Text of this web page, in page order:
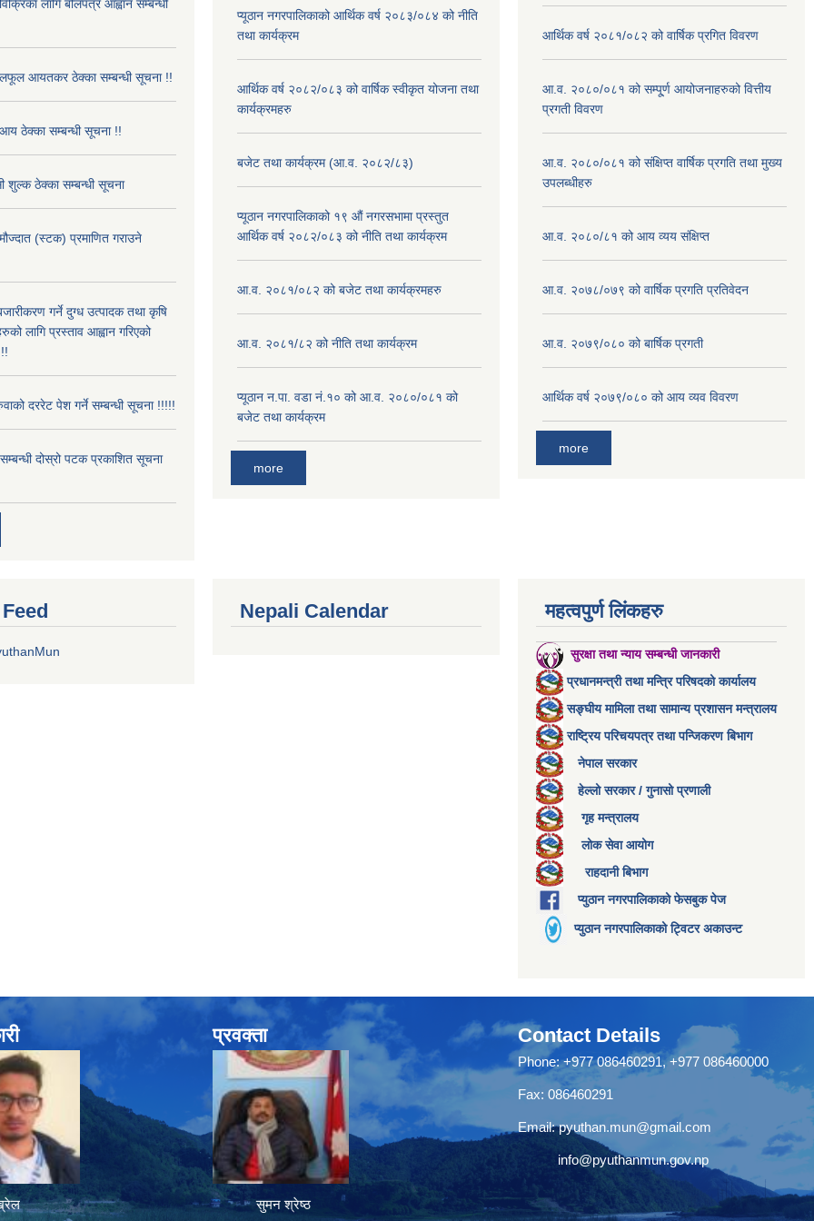
लागि बोलपत्र आह्वान सम्बन्धी
आयतकर ठेक्का सम्बन्धी सूचना !!
आय ठेक्का सम्बन्धी सूचना !!
शुल्क ठेक्का सम्बन्धी सूचना
(स्टक) प्रमाणित गराउने
गर्ने दुग्ध उत्पादक तथा कृषि
लागि प्रस्ताव आह्वान गरिएको
दररेट पेश गर्ने सम्बन्धी सूचना !!!!!
दोस्रो पटक प्रकाशित सूचना
प्यूठान नगरपालिकाको आर्थिक वर्ष २०८३/०८४ को नीति
तथा कार्यक्रम
आर्थिक वर्ष २०८२/०८३ को वार्षिक स्वीकृत योजना तथा
कार्यक्रमहरु
बजेट तथा कार्यक्रम (आ.व. २०८२/८३)
प्यूठान नगरपालिकाको १९ औं नगरसभामा प्रस्तुत
आर्थिक वर्ष २०८२/०८३ को नीति तथा कार्यक्रम
आ.व. २०८१/०८२ को बजेट तथा कार्यक्रमहरु
आ.व. २०८१/८२ को नीति तथा कार्यक्रम
प्यूठान न.पा. वडा नं.१० को आ.व. २०८०/०८१ को
बजेट तथा कार्यक्रम
more
आर्थिक वर्ष २०८१/०८२ को वार्षिक प्रगित विवरण
आ.व. २०८०/०८१ को सम्पू्र्ण आयोजनाहरुको वित्तीय
प्रगती विवरण
आ.व. २०८०/०८१ को संक्षिप्त वार्षिक प्रगति तथा मुख्य
उपलब्धीहरु
आ.व. २०८०/८१ को आय व्यय संक्षिप्त
आ.व. २०७८/०७९ को वार्षिक प्रगति प्रतिवेदन
आ.व. २०७९/०८० को बार्षिक प्रगती
आर्थिक वर्ष २०७९/०८० को आय व्यव विवरण
more
Nepali Calendar महत्वपुर्ण लिंकहरु
सुरक्षा तथा न्याय सम्बन्धी जानकारी
प्रधानमन्त्री तथा मन्त्रि परिषदको कार्यालय
सङ्घीय मामिला तथा सामान्य प्रशासन मन्त्रालय
राष्ट्रिय परिचयपत्र तथा पन्जिकरण बिभाग
नेपाल सरकार
हेल्लो सरकार / गुनासो प्रणाली
गृह मन्त्रालय
लोक सेवा आयोग
राहदानी बिभाग
प्युठान नगरपालिकाको फेसबुक पेज
प्युठान नगरपालिकाको ट्विटर अकाउन्ट
प्रवक्ता
सुमन श्रेष्ठ
Contact Details
Phone: +977 086460291, +977 086460000
Fax: 086460291
Email:pyuthan.mun@gmail.com
info@pyuthanmun.gov.np